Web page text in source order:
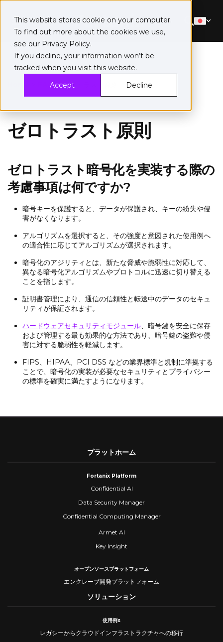
This website stores cookie on your computer.
To find out more about the cookies we use,
see our Privacy Policy.
If you decline, your information won’t be
tracked when you visit this website.
Accept
Decline
FAQ>ゼロトラスト原則
ゼロトラスト原則
ゼロトラスト暗号化を実装する際の
考慮事項は何ですか?
暗号キーを保護すると、データが保護され、キーの紛失や侵
害がなくなります。
アルゴリズムを選択すると、その強度と意図された使用例へ
の適合性に応じてアルゴリズムが選択されます。
暗号化のアジリティとは、新たな脅威や脆弱性に対応して、
異なる暗号化アルゴリズムやプロトコルに迅速に切り替える
ことを指します。
証明書管理により、通信の信頼性と転送中のデータのセキュ
リティが保証されます。
ハードウェアセキュリティモジュール、暗号鍵を安全に保存
および管理する最も効果的な方法であり、暗号鍵の盗難や侵
害に対する脆弱性を軽減します。
FIPS、HIPAA、PCI DSS などの業界標準と規制に準拠する
ことで、暗号化の実装が必要なセキュリティとプライバシー
の標準を確実に満たすようになります。
プラットホーム
Fortanix Platform
Confidential AI
Data Security Manager
Confidential Computing Manager
Armet AI
Key Insight
オープンソースプラットフォーム
エンクレーブ開発プラットフォーム
ソリューション
使用例s
レガシーからクラウドインフラストラクチャへの移行